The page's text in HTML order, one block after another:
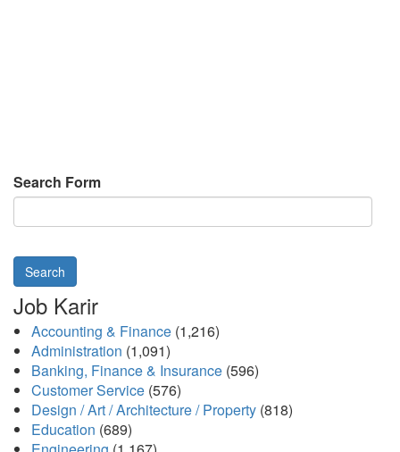
Search Form
Search
Job Karir
Accounting & Finance (1,216)
Administration (1,091)
Banking, Finance & Insurance (596)
Customer Service (576)
Design / Art / Architecture / Property (818)
Education (689)